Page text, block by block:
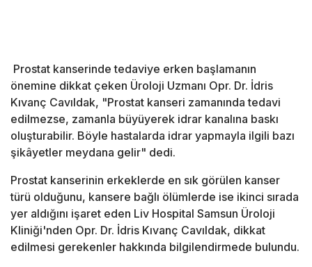
Prostat kanserinde tedaviye erken başlamanın
önemine dikkat çeken Üroloji Uzmanı Opr. Dr. İdris
Kıvanç Cavıldak, "Prostat kanseri zamanında tedavi
edilmezse, zamanla büyüyerek idrar kanalına baskı
oluşturabilir. Böyle hastalarda idrar yapmayla ilgili bazı
şikâyetler meydana gelir" dedi.
Prostat kanserinin erkeklerde en sık görülen kanser
türü olduğunu, kansere bağlı ölümlerde ise ikinci sırada
yer aldığını işaret eden Liv Hospital Samsun Üroloji
Kliniği'nden Opr. Dr. İdris Kıvanç Cavıldak, dikkat
edilmesi gerekenler hakkında bilgilendirmede bulundu.